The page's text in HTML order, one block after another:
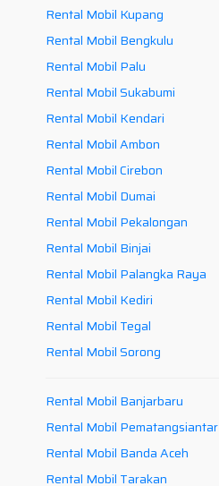
Rental Mobil Kupang
Rental Mobil Bengkulu
Rental Mobil Palu
Rental Mobil Sukabumi
Rental Mobil Kendari
Rental Mobil Ambon
Rental Mobil Cirebon
Rental Mobil Dumai
Rental Mobil Pekalongan
Rental Mobil Binjai
Rental Mobil Palangka Raya
Rental Mobil Kediri
Rental Mobil Tegal
Rental Mobil Sorong
Rental Mobil Banjarbaru
Rental Mobil Pematangsiantar
Rental Mobil Banda Aceh
Rental Mobil Tarakan